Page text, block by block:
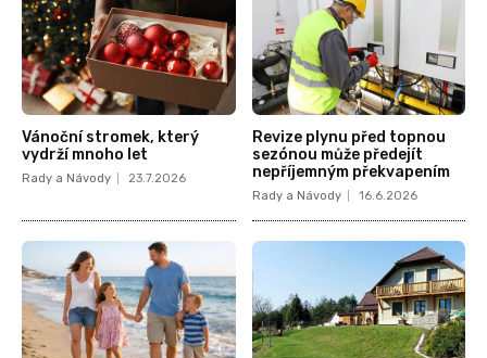
Vánoční stromek, který
vydrží mnoho let
Rady a Návody 23.7.2026
Revize plynu před topnou
sezónou může předejít
nepříjemným překvapením
Rady a Návody 16.6.2026